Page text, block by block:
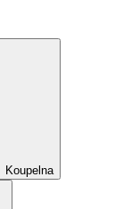
Koupelna